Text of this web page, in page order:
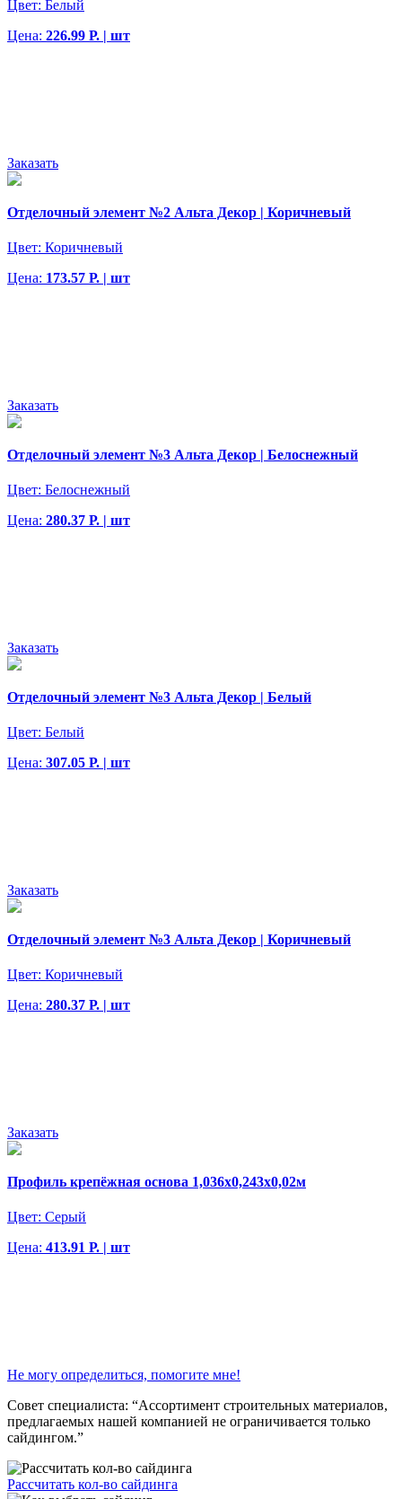
Цвет: Белый
Цена: 226.99 Р. | шт
Заказать
Отделочный элемент №2 Альта Декор | Коричневый
Цвет: Коричневый
Цена: 173.57 Р. | шт
Заказать
Отделочный элемент №3 Альта Декор | Белоснежный
Цвет: Белоснежный
Цена: 280.37 Р. | шт
Заказать
Отделочный элемент №3 Альта Декор | Белый
Цвет: Белый
Цена: 307.05 Р. | шт
Заказать
Отделочный элемент №3 Альта Декор | Коричневый
Цвет: Коричневый
Цена: 280.37 Р. | шт
Заказать
Профиль крепёжная основа 1,036х0,243х0,02м
Цвет: Серый
Цена: 413.91 Р. | шт
Не могу определиться, помогите мне!
Совет специалиста: “Ассортимент строительных материалов,
предлагаемых нашей компанией не ограничивается только
сайдингом.”
Рассчитать кол-во сайдинга